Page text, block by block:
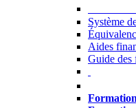
Système
Aides
Guide des